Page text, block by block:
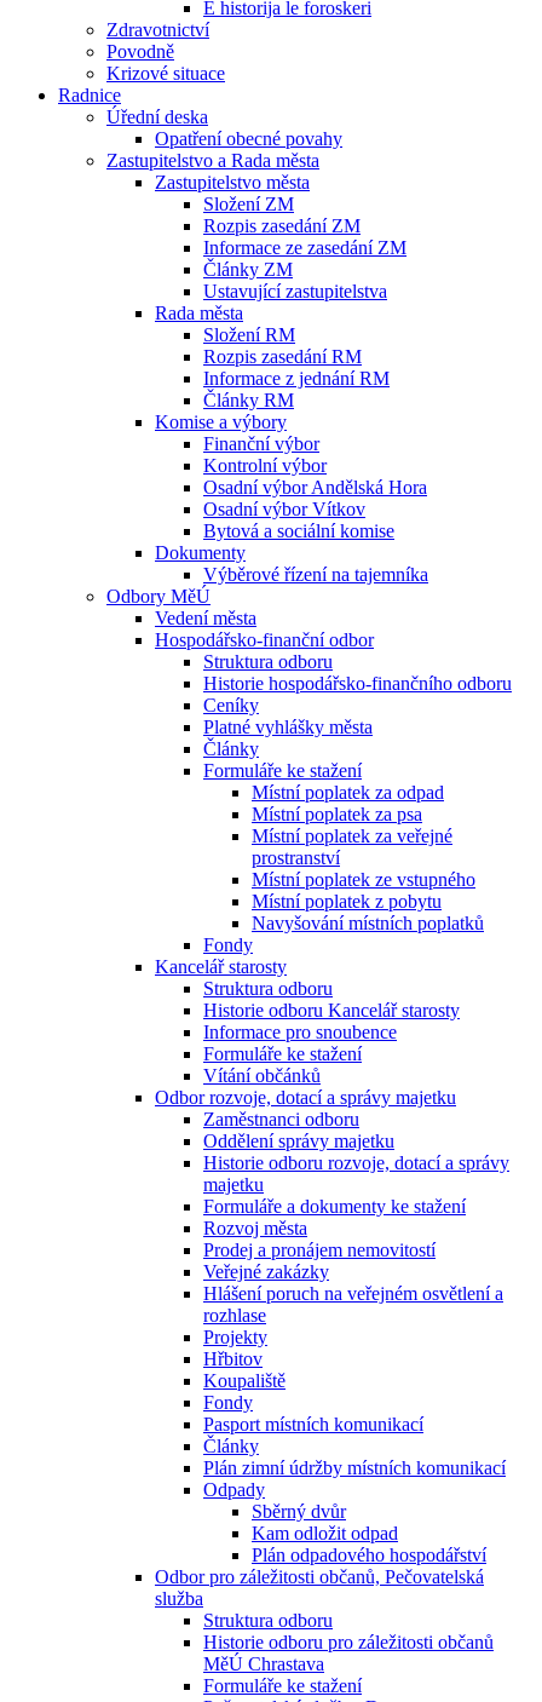
E historija le foroskeri
Zdravotnictví
Povodně
Krizové situace
Radnice
Úřední deska
Opatření obecné povahy
Zastupitelstvo a Rada města
Zastupitelstvo města
Složení ZM
Rozpis zasedání ZM
Informace ze zasedání ZM
Články ZM
Ustavující zastupitelstva
Rada města
Složení RM
Rozpis zasedání RM
Informace z jednání RM
Články RM
Komise a výbory
Finanční výbor
Kontrolní výbor
Osadní výbor Andělská Hora
Osadní výbor Vítkov
Bytová a sociální komise
Dokumenty
Výběrové řízení na tajemníka
Odbory MěÚ
Vedení města
Hospodářsko-finanční odbor
Struktura odboru
Historie hospodářsko-finančního odboru
Ceníky
Platné vyhlášky města
Články
Formuláře ke stažení
Místní poplatek za odpad
Místní poplatek za psa
Místní poplatek za veřejné
prostranství
Místní poplatek ze vstupného
Místní poplatek z pobytu
Navyšování místních poplatků
Fondy
Kancelář starosty
Struktura odboru
Historie odboru Kancelář starosty
Informace pro snoubence
Formuláře ke stažení
Vítání občánků
Odbor rozvoje, dotací a správy majetku
Zaměstnanci odboru
Oddělení správy majetku
Historie odboru rozvoje, dotací a správy
majetku
Formuláře a dokumenty ke stažení
Rozvoj města
Prodej a pronájem nemovitostí
Veřejné zakázky
Hlášení poruch na veřejném osvětlení a
rozhlase
Projekty
Hřbitov
Koupaliště
Fondy
Pasport místních komunikací
Články
Plán zimní údržby místních komunikací
Odpady
Sběrný dvůr
Kam odložit odpad
Plán odpadového hospodářství
Odbor pro záležitosti občanů, Pečovatelská
služba
Struktura odboru
Historie odboru pro záležitosti občanů
MěÚ Chrastava
Formuláře ke stažení